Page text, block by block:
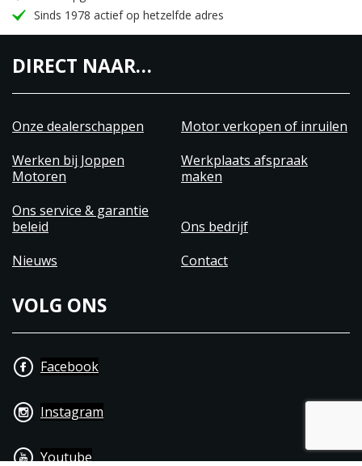
Dark Gunmetal Grey
Dark Stealth
Halcyon Black
350cc 1 cilinder
14,87kw (20,2pk) met 27Nm (A2 rijbewijs)
Rijklaar gewicht van 195kg
Zadelhoogte van 805mm
Topsnelheid van 114km/h
13 liter tank
3 jaar fabrieksgarantie
Sinds 1978 actief op hetzelfde adres
DIRECT NAAR…
Onze dealerschappen
Motor verkopen of inruilen
Werken bij Joppen
Motoren
Werkplaats afspraak
maken
Ons service & garantie
beleid
Ons bedrijf
Nieuws
Contact
VOLG ONS
Facebook
Instagram
Youtube